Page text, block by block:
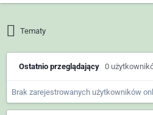
Tematy
Ostatnio przeglądający 0
Brak zarejestrowanych użytkowników